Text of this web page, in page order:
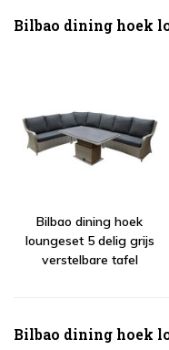
Bilbao dining hoek
Bilbao dining hoek
loungeset 5 delig grijs
verstelbare tafel
Bilbao dining hoek